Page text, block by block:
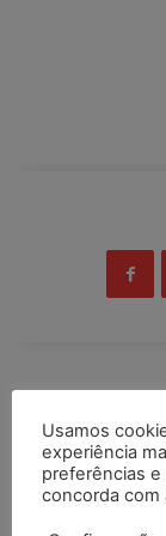
Usamos
experiência
preferências e
concorda com